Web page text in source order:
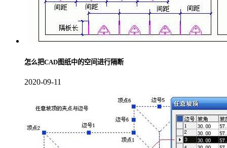
怎么把CAD图纸中的空间进行隔断
2020-09-11